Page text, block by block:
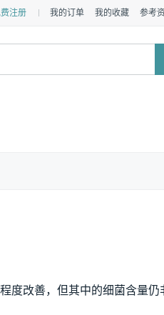
注册 我的订单 我的收藏 参考
度改善，但其中的细菌含量仍